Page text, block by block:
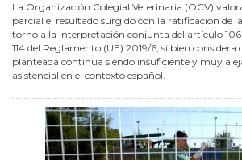
La Organización Colegial Veterinaria (OCV)
parcial el resultado surgido con la ratificación de
torno a la interpretación conjunta del artículo
114 del Reglamento (UE) 2019/6, si bien considera
planteada continúa siendo insuficiente y muy
asistencial en el contexto español.